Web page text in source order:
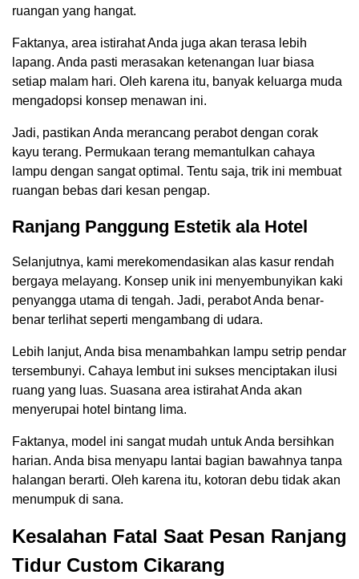
ruangan yang hangat.
Faktanya, area istirahat Anda juga akan terasa lebih
lapang. Anda pasti merasakan ketenangan luar biasa
setiap malam hari. Oleh karena itu, banyak keluarga muda
mengadopsi konsep menawan ini.
Jadi, pastikan Anda merancang perabot dengan corak
kayu terang. Permukaan terang memantulkan cahaya
lampu dengan sangat optimal. Tentu saja, trik ini membuat
ruangan bebas dari kesan pengap.
Ranjang Panggung Estetik ala Hotel
Selanjutnya, kami merekomendasikan alas kasur rendah
bergaya melayang. Konsep unik ini menyembunyikan kaki
penyangga utama di tengah. Jadi, perabot Anda benar-
benar terlihat seperti mengambang di udara.
Lebih lanjut, Anda bisa menambahkan lampu setrip pendar
tersembunyi. Cahaya lembut ini sukses menciptakan ilusi
ruang yang luas. Suasana area istirahat Anda akan
menyerupai hotel bintang lima.
Faktanya, model ini sangat mudah untuk Anda bersihkan
harian. Anda bisa menyapu lantai bagian bawahnya tanpa
halangan berarti. Oleh karena itu, kotoran debu tidak akan
menumpuk di sana.
Kesalahan Fatal Saat Pesan Ranjang
Tidur Custom Cikarang